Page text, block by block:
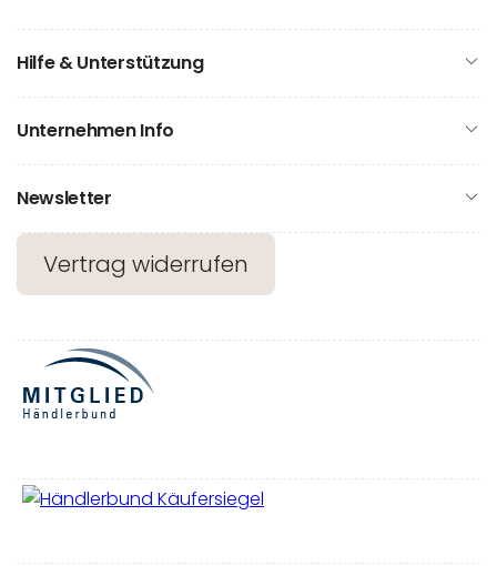
Hilfe & Unterstützung
Unternehmen Info
Newsletter
Vertrag widerrufen